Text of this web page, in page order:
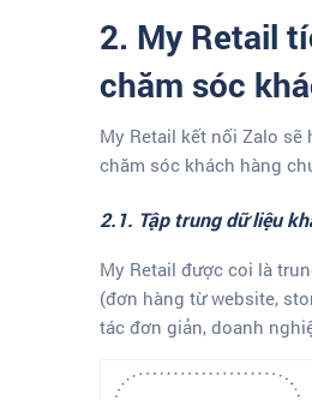
2. My Retail
chăm sóc
My Retail kết nối Zalo
chăm sóc khách hàng
2.1. Tập trung dữ liệu
My Retail được coi là
(đơn hàng từ website,
tác đơn giản, doanh